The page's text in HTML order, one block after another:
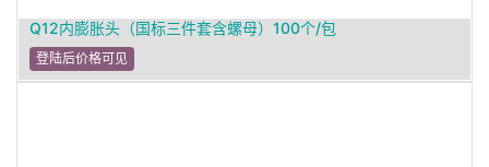
Q12内膨胀头（国标三件套含螺母）100个/包
登陆后价格可见